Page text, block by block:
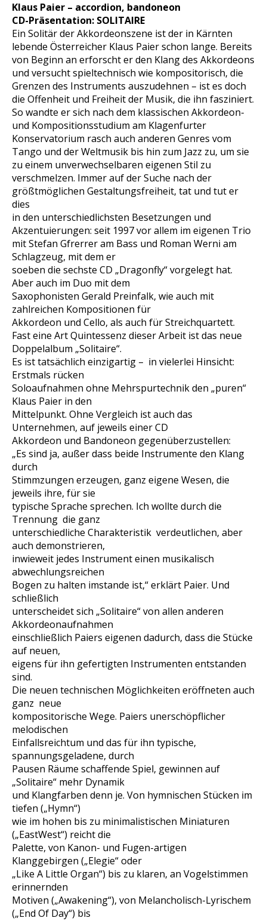
Klaus Paier – accordion, bandoneon
CD-Präsentation: SOLITAIRE
Ein Solitär der Akkordeonszene ist der in Kärnten
lebende Österreicher Klaus Paier schon lange. Bereits
von Beginn an erforscht er den Klang des Akkordeons
und versucht spieltechnisch wie kompositorisch, die
Grenzen des Instruments auszudehnen – ist es doch
die Offenheit und Freiheit der Musik, die ihn fasziniert.
So wandte er sich nach dem klassischen Akkordeon-
und Kompositionsstudium am Klagenfurter
Konservatorium rasch auch anderen Genres vom
Tango und der Weltmusik bis hin zum Jazz zu, um sie
zu einem unverwechselbaren eigenen Stil zu
verschmelzen. Immer auf der Suche nach der
größtmöglichen Gestaltungsfreiheit, tat und tut er
dies
in den unterschiedlichsten Besetzungen und
Akzentuierungen: seit 1997 vor allem im eigenen Trio
mit Stefan Gfrerrer am Bass und Roman Werni am
Schlagzeug, mit dem er
soeben die sechste CD „Dragonfly“ vorgelegt hat.
Aber auch im Duo mit dem
Saxophonisten Gerald Preinfalk, wie auch mit
zahlreichen Kompositionen für
Akkordeon und Cello, als auch für Streichquartett.
Fast eine Art Quintessenz dieser Arbeit ist das neue
Doppelalbum „Solitaire“.
Es ist tatsächlich einzigartig – in vielerlei Hinsicht:
Erstmals rücken
Soloaufnahmen ohne Mehrspurtechnik den „puren“
Klaus Paier in den
Mittelpunkt. Ohne Vergleich ist auch das
Unternehmen, auf jeweils einer CD
Akkordeon und Bandoneon gegenüberzustellen:
„Es sind ja, außer dass beide Instrumente den Klang
durch
Stimmzungen erzeugen, ganz eigene Wesen, die
jeweils ihre, für sie
typische Sprache sprechen. Ich wollte durch die
Trennung die ganz
unterschiedliche Charakteristik verdeutlichen, aber
auch demonstrieren,
inwieweit jedes Instrument einen musikalisch
abwechlungsreichen
Bogen zu halten imstande ist,“ erklärt Paier. Und
schließlich
unterscheidet sich „Solitaire“ von allen anderen
Akkordeonaufnahmen
einschließlich Paiers eigenen dadurch, dass die Stücke
auf neuen,
eigens für ihn gefertigten Instrumenten entstanden
sind.
Die neuen technischen Möglichkeiten eröffneten auch
ganz neue
kompositorische Wege. Paiers unerschöpflicher
melodischen
Einfallsreichtum und das für ihn typische,
spannungsgeladene, durch
Pausen Räume schaffende Spiel, gewinnen auf
„Solitaire“ mehr Dynamik
und Klangfarben denn je. Von hymnischen Stücken im
tiefen („Hymn“)
wie im hohen bis zu minimalistischen Miniaturen
(„EastWest“) reicht die
Palette, von Kanon- und Fugen-artigen
Klanggebirgen („Elegie“ oder
„Like A Little Organ“) bis zu klaren, an Vogelstimmen
erinnernden
Motiven („Awakening“), von Melancholisch-Lyrischem
(„End Of Day“) bis